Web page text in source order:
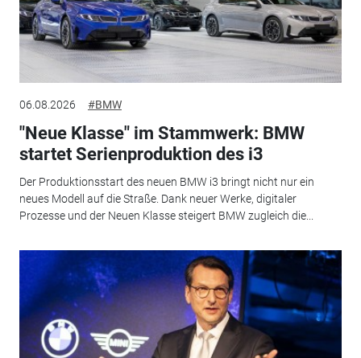
06.08.2026 #BMW
"Neue Klasse" im Stammwerk: BMW
startet Serienproduktion des i3
Der Produktionsstart des neuen BMW i3 bringt nicht nur ein
neues Modell auf die Straße. Dank neuer Werke, digitaler
Prozesse und der Neuen Klasse steigert BMW zugleich die...